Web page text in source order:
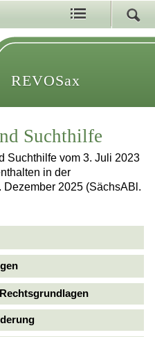
REVOSax
Suchthilfe
Suchthilfe vom 3. Juli 2023
in der
Dezember 2025 (SächsABl.